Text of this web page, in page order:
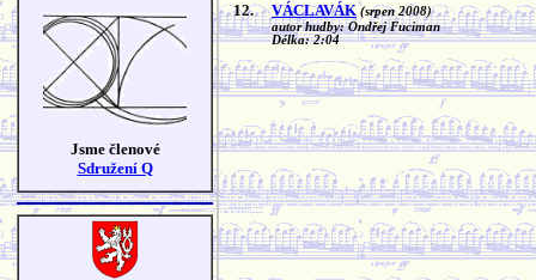
Jsme členové
Sdružení Q
12. VÁCLAVÁK (srpen 2008)
autor hudby: Ondřej Fuciman
Délka: 2:04